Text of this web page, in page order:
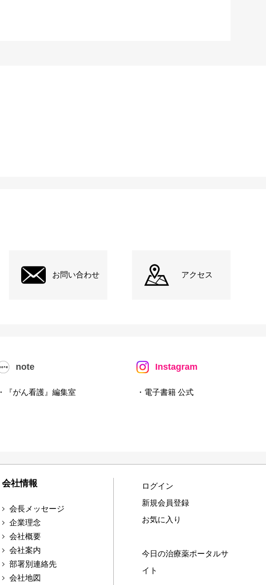
お問い合わせ アクセス
note
・『がん看護』編集室
Instagram
・電子書籍 公式
会社情報
会長メッセージ
企業理念
会社概要
会社案内
部署別連絡先
会社地図
ログイン
新規会員登録
お気に入り
今日の治療薬ポータルサ
イト